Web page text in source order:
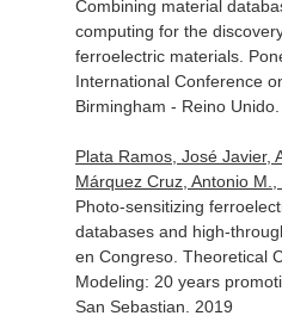
Combining material
computing for the
ferroelectric materials.
International Conference
Birmingham - Reino
Plata Ramos, José Javier,
Márquez Cruz, Antonio
Photo-sensitizing
databases and high-
en Congreso. Theoretical
Modeling: 20 years
San Sebastian. 2019